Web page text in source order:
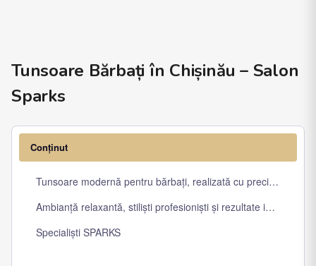
Tunsoare Bărbați în Chișinău – Salon
Sparks
Conținut
Tunsoare modernă pentru bărbați, realizată cu precizie și stil!
Ambianță relaxantă, stiliști profesioniști și rezultate impecabile!
Specialiști SPARKS